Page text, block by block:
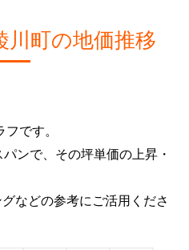
川町の地価推移
です。
ンで、その坪単価の上昇・
などの参考にご活用くださ